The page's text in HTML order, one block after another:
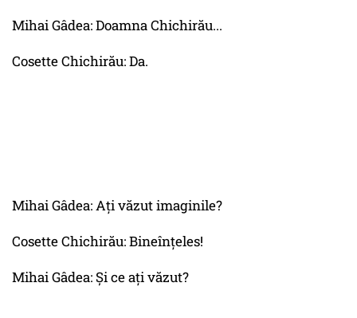
Mihai Gâdea: Doamna Chichirău...
Cosette Chichirău: Da.
Mihai Gâdea: Ați văzut imaginile?
Cosette Chichirău: Bineînțeles!
Mihai Gâdea: Și ce ați văzut?